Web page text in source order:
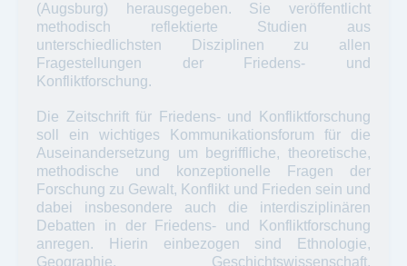
(Augsburg) herausgegeben. Sie veröffentlicht
methodisch reflektierte Studien aus
unterschiedlichsten Disziplinen zu allen
Fragestellungen der Friedens- und
Konfliktforschung.
Die Zeitschrift für Friedens- und Konfliktforschung
soll ein wichtiges Kommunikationsforum für die
Auseinandersetzung um begriffliche, theoretische,
methodische und konzeptionelle Fragen der
Forschung zu Gewalt, Konflikt und Frieden sein und
dabei insbesondere auch die interdisziplinären
Debatten in der Friedens- und Konfliktforschung
anregen. Hierin einbezogen sind Ethnologie,
Geographie, Geschichtswissenschaft,